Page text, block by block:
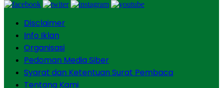
Disclaimer
Info Iklan
Organisasi
Pedoman Media Siber
Syarat dan Ketentuan Surat Pembaca
Tentang Kami